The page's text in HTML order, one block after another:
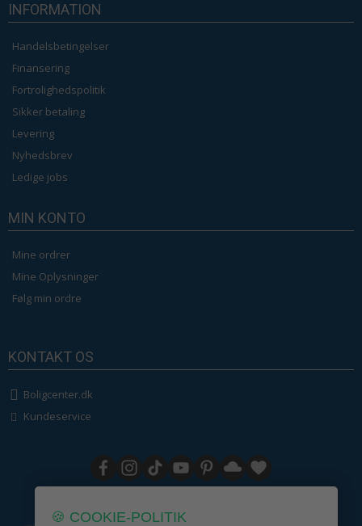
INFORMATION
Handelsbetingelser
Finansering
Fortrolighedspolitik
Sikker betaling
Levering
Nyhedsbrev
Ledige jobs
MIN KONTO
Mine ordrer
Mine Oplysninger
Følg min ordre
KONTAKT OS
Boligcenter.dk
Kundeservice
GIV GLÆDE MED ET GAVEKORT!
🍪 COOKIE-POLITIK